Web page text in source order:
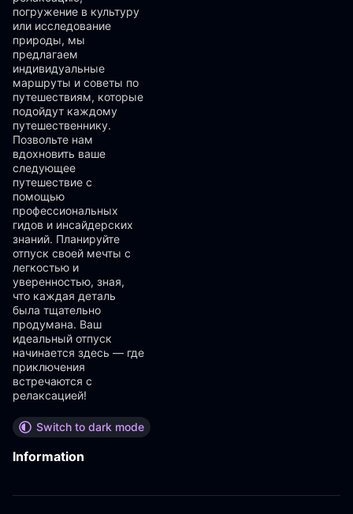
погружение в культуру
или исследование
природы, мы
предлагаем
индивидуальные
маршруты и советы по
путешествиям, которые
подойдут каждому
путешественнику.
Позвольте нам
вдохновить ваше
следующее
путешествие с
помощью
профессиональных
гидов и инсайдерских
знаний. Планируйте
отпуск своей мечты с
легкостью и
уверенностью, зная,
что каждая деталь
была тщательно
продумана. Ваш
идеальный отпуск
начинается здесь — где
приключения
встречаются с
релаксацией!
Switch to dark mode
Information